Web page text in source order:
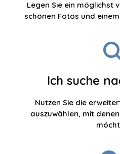
Legen Sie ein möglichst
schönen Fotos und
Ich suche
Nutzen Sie die
auszuwählen, mit